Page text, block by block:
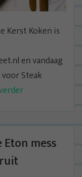
Kerst Koken is
en vandaag
Steak
mess